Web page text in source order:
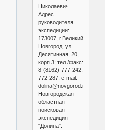
Николаевич.
Адрес
руководителя
экспедиции:
173007, г.Великий
Новгород, ул.
Десятинная, 20,
корп.3; тел./факс:
8-(8162)-777-242,
772-287; e-mail:
dolina@novgorod.net;
Новгородская
областная
поисковая
экспедиция
"Долина".